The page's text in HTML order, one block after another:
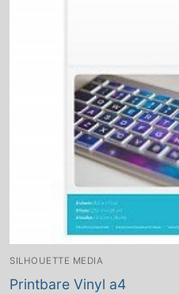
SILHOUETTE MEDIA
Printbare Vinyl a4